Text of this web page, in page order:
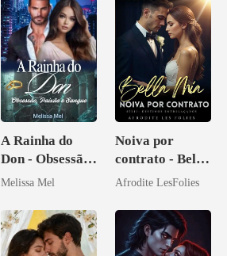
A Rainha do
Don - Obsessão,
Paixão e Sangue
Melissa Mel
Noiva por
contrato - Bella
Mia
Afrodite LesFolies